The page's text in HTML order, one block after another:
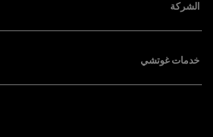
الشركة
خدمات غوتشي